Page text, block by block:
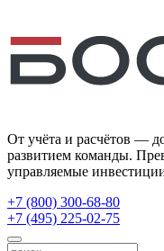
От учёта и расчётов —
развитием команды.
управляемые
+7 (800) 300-68-80
+7 (495) 225-02-75